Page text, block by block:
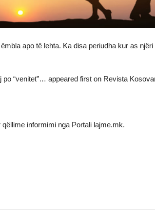
apo të lehta. Ka disa periudha kur as
po “venitet”… appeared first on Revista
informimi nga Portali lajme.mk.